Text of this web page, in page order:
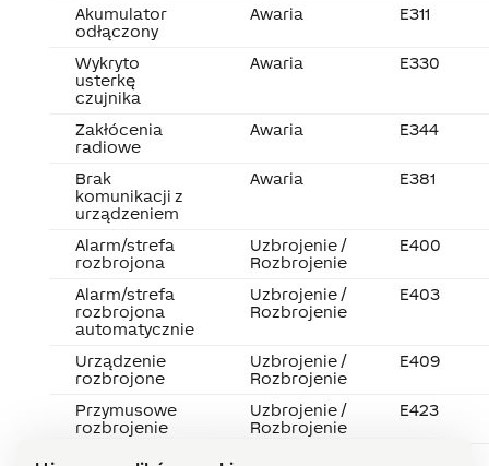
Akumulator
odłączony
Awaria E311
Wykryto
usterkę
czujnika
Awaria E330
Zakłócenia
radiowe
Awaria E344
Brak
komunikacji z
urządzeniem
Awaria E381
Alarm/strefa
rozbrojona
Uzbrojenie /
Rozbrojenie
E400
Alarm/strefa
rozbrojona
automatycznie
Uzbrojenie /
Rozbrojenie
E403
Urządzenie
rozbrojone
Uzbrojenie /
Rozbrojenie
E409
Przymusowe
rozbrojenie
Uzbrojenie /
Rozbrojenie
E423